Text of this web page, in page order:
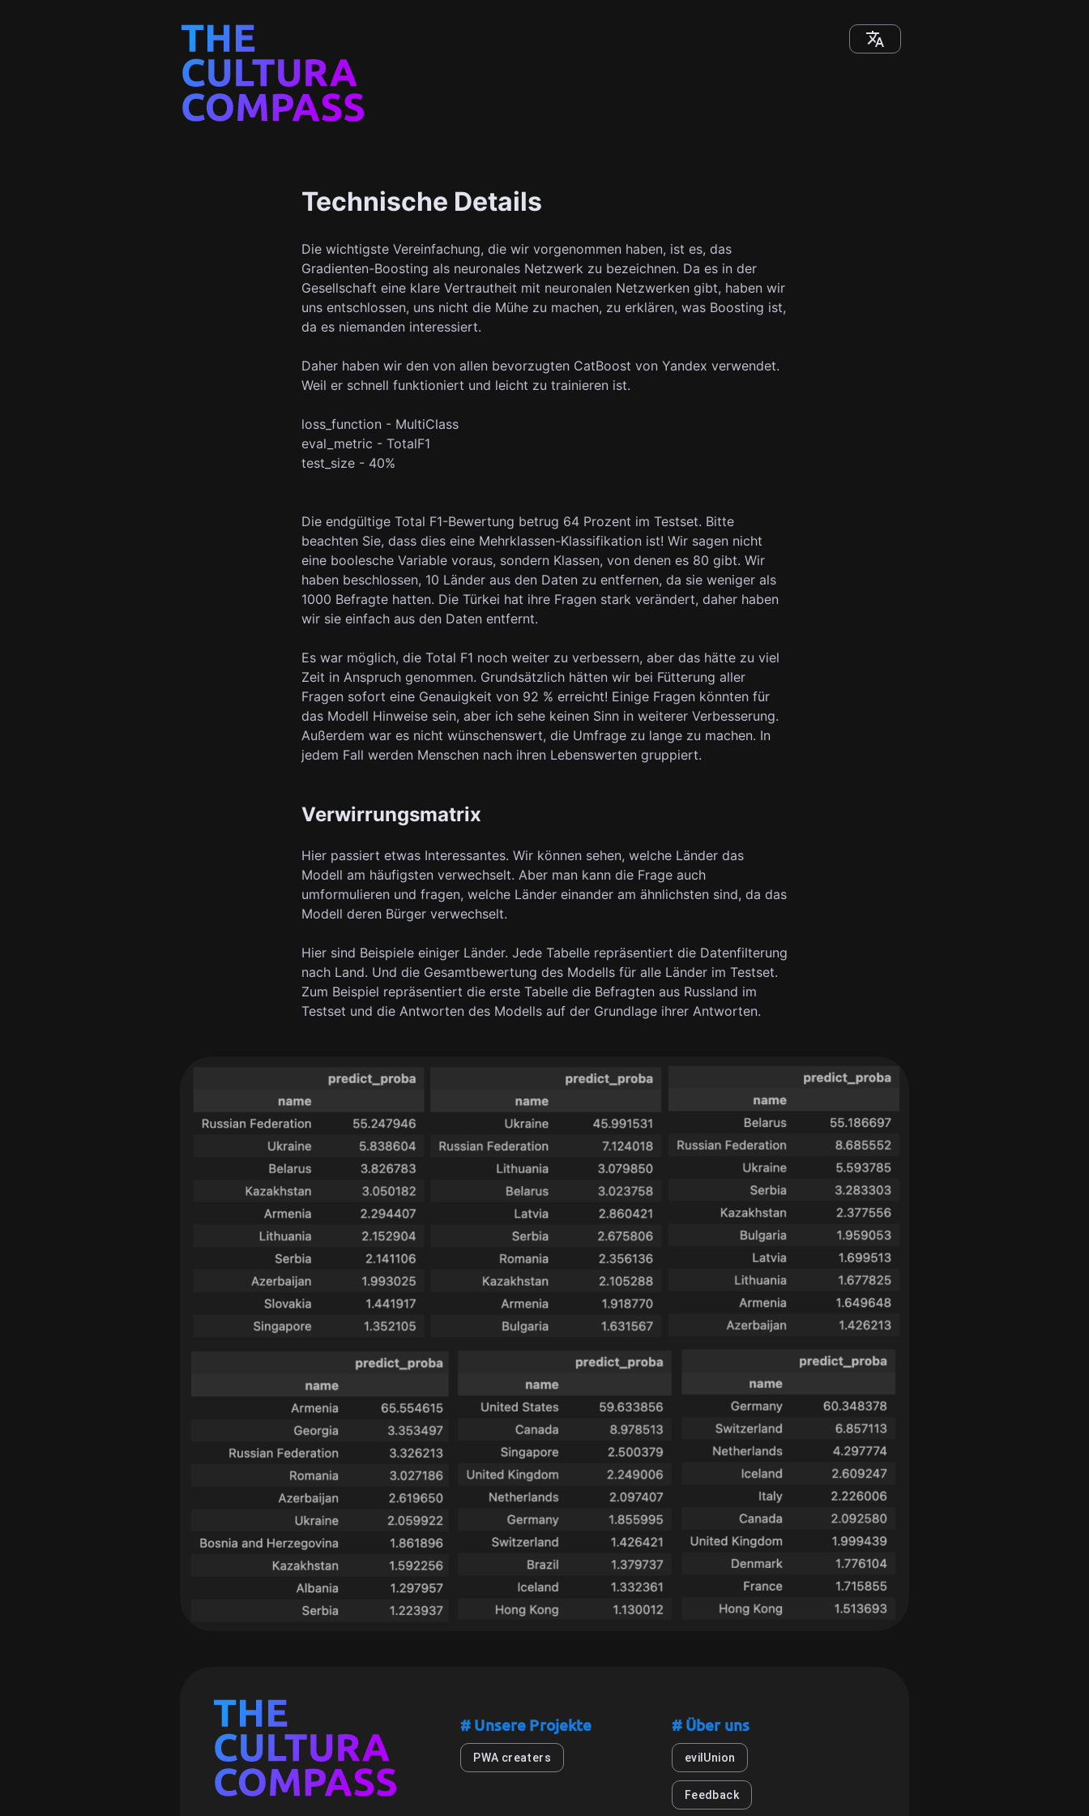
Technische Details
Die wichtigste Vereinfachung, die wir vorgenommen haben, ist es, das
Gradienten-Boosting als neuronales Netzwerk zu bezeichnen. Da es in der
Gesellschaft eine klare Vertrautheit mit neuronalen Netzwerken gibt, haben wir
uns entschlossen, uns nicht die Mühe zu machen, zu erklären, was Boosting ist,
da es niemanden interessiert.
Daher haben wir den von allen bevorzugten CatBoost von Yandex verwendet.
Weil er schnell funktioniert und leicht zu trainieren ist.
loss_function - MultiClass
eval_metric - TotalF1
test_size - 40%
Die endgültige Total F1-Bewertung betrug 64 Prozent im Testset. Bitte
beachten Sie, dass dies eine Mehrklassen-Klassifikation ist! Wir sagen nicht
eine boolesche Variable voraus, sondern Klassen, von denen es 80 gibt. Wir
haben beschlossen, 10 Länder aus den Daten zu entfernen, da sie weniger als
1000 Befragte hatten. Die Türkei hat ihre Fragen stark verändert, daher haben
wir sie einfach aus den Daten entfernt.
Es war möglich, die Total F1 noch weiter zu verbessern, aber das hätte zu viel
Zeit in Anspruch genommen. Grundsätzlich hätten wir bei Fütterung aller
Fragen sofort eine Genauigkeit von 92 % erreicht! Einige Fragen könnten für
das Modell Hinweise sein, aber ich sehe keinen Sinn in weiterer Verbesserung.
Außerdem war es nicht wünschenswert, die Umfrage zu lange zu machen. In
jedem Fall werden Menschen nach ihren Lebenswerten gruppiert.
Verwirrungsmatrix
Hier passiert etwas Interessantes. Wir können sehen, welche Länder das
Modell am häufigsten verwechselt. Aber man kann die Frage auch
umformulieren und fragen, welche Länder einander am ähnlichsten sind, da das
Modell deren Bürger verwechselt.
Hier sind Beispiele einiger Länder. Jede Tabelle repräsentiert die Datenfilterung
nach Land. Und die Gesamtbewertung des Modells für alle Länder im Testset.
Zum Beispiel repräsentiert die erste Tabelle die Befragten aus Russland im
Testset und die Antworten des Modells auf der Grundlage ihrer Antworten.
# Unsere Projekte
PWA creaters
# Über uns
evilUnion
Feedback